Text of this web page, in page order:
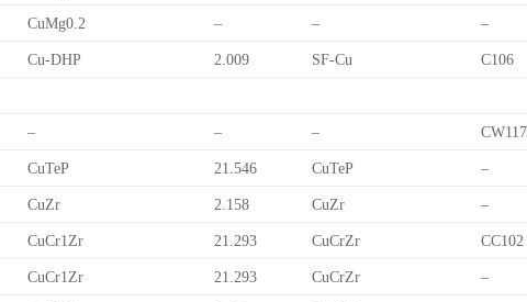
CuMg0.2 – – –
Cu-DHP 2.009 SF-Cu C106
– – –
CuTeP 21.546 CuTeP –
CuZr 2.158 CuZr –
CuCr1Zr 21.293 CuCrZr CC102
CuCr1Zr 21.293 CuCrZr –